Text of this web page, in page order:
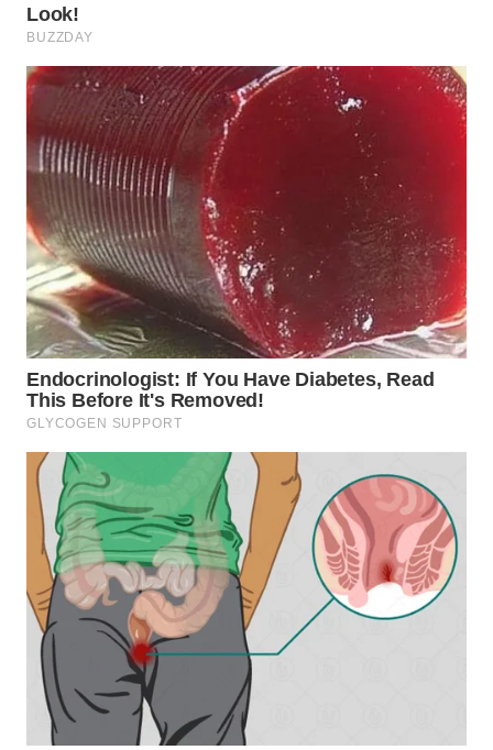
SIMALUNGUN
WN
LABUHANBATU
WN
TAPANULI
TENGAH
WN DELI
SERDANG
WN
TEBING
TINGGI
PAKPAK
WN
KARAWANG
WN
BEKASI
WN
BOGOR